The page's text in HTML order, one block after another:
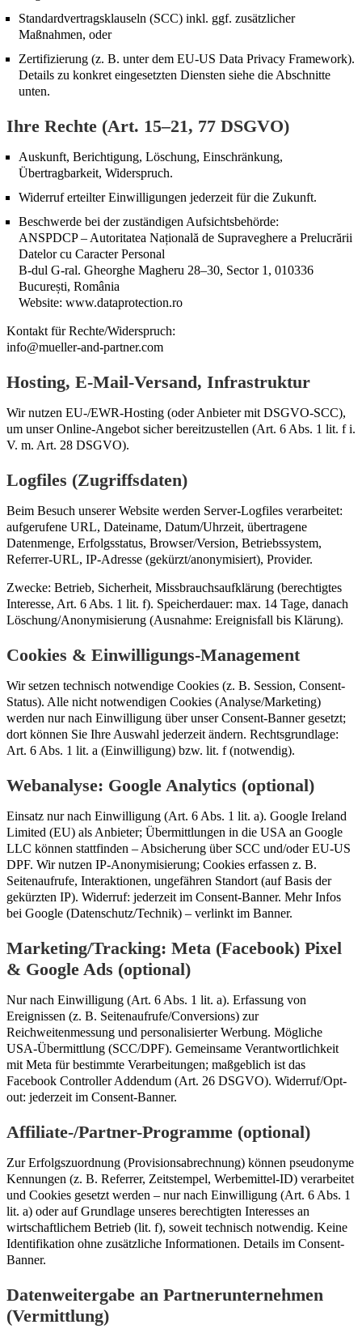
Standardvertragsklauseln (SCC) inkl. ggf. zusätzlicher
Maßnahmen, oder
Zertifizierung (z. B. unter dem EU-US Data Privacy Framework).
Details zu konkret eingesetzten Diensten siehe die Abschnitte
unten.
Ihre Rechte (Art. 15–21, 77 DSGVO)
Auskunft, Berichtigung, Löschung, Einschränkung,
Übertragbarkeit, Widerspruch.
Widerruf erteilter Einwilligungen jederzeit für die Zukunft.
Beschwerde bei der zuständigen Aufsichtsbehörde:
ANSPDCP – Autoritatea Națională de Supraveghere a Prelucrării
Datelor cu Caracter Personal
B-dul G-ral. Gheorghe Magheru 28–30, Sector 1, 010336
București, România
Website: www.dataprotection.ro
Kontakt für Rechte/Widerspruch:
info@mueller-and-partner.com
Hosting, E-Mail-Versand, Infrastruktur
Wir nutzen EU-/EWR-Hosting (oder Anbieter mit DSGVO-SCC),
um unser Online-Angebot sicher bereitzustellen (Art. 6 Abs. 1 lit. f i.
V. m. Art. 28 DSGVO).
Logfiles (Zugriffsdaten)
Beim Besuch unserer Website werden Server-Logfiles verarbeitet:
aufgerufene URL, Dateiname, Datum/Uhrzeit, übertragene
Datenmenge, Erfolgsstatus, Browser/Version, Betriebssystem,
Referrer-URL, IP-Adresse (gekürzt/anonymisiert), Provider.
Zwecke: Betrieb, Sicherheit, Missbrauchsaufklärung (berechtigtes
Interesse, Art. 6 Abs. 1 lit. f). Speicherdauer: max. 14 Tage, danach
Löschung/Anonymisierung (Ausnahme: Ereignisfall bis Klärung).
Cookies & Einwilligungs-Management
Wir setzen technisch notwendige Cookies (z. B. Session, Consent-
Status). Alle nicht notwendigen Cookies (Analyse/Marketing)
werden nur nach Einwilligung über unser Consent-Banner gesetzt;
dort können Sie Ihre Auswahl jederzeit ändern. Rechtsgrundlage:
Art. 6 Abs. 1 lit. a (Einwilligung) bzw. lit. f (notwendig).
Webanalyse: Google Analytics (optional)
Einsatz nur nach Einwilligung (Art. 6 Abs. 1 lit. a). Google Ireland
Limited (EU) als Anbieter; Übermittlungen in die USA an Google
LLC können stattfinden – Absicherung über SCC und/oder EU-US
DPF. Wir nutzen IP-Anonymisierung; Cookies erfassen z. B.
Seitenaufrufe, Interaktionen, ungefähren Standort (auf Basis der
gekürzten IP). Widerruf: jederzeit im Consent-Banner. Mehr Infos
bei Google (Datenschutz/Technik) – verlinkt im Banner.
Marketing/Tracking: Meta (Facebook) Pixel
& Google Ads (optional)
Nur nach Einwilligung (Art. 6 Abs. 1 lit. a). Erfassung von
Ereignissen (z. B. Seitenaufrufe/Conversions) zur
Reichweitenmessung und personalisierter Werbung. Mögliche
USA-Übermittlung (SCC/DPF). Gemeinsame Verantwortlichkeit
mit Meta für bestimmte Verarbeitungen; maßgeblich ist das
Facebook Controller Addendum (Art. 26 DSGVO). Widerruf/Opt-
out: jederzeit im Consent-Banner.
Affiliate-/Partner-Programme (optional)
Zur Erfolgszuordnung (Provisionsabrechnung) können pseudonyme
Kennungen (z. B. Referrer, Zeitstempel, Werbemittel-ID) verarbeitet
und Cookies gesetzt werden – nur nach Einwilligung (Art. 6 Abs. 1
lit. a) oder auf Grundlage unseres berechtigten Interesses an
wirtschaftlichem Betrieb (lit. f), soweit technisch notwendig. Keine
Identifikation ohne zusätzliche Informationen. Details im Consent-
Banner.
Datenweitergabe an Partnerunternehmen
(Vermittlung)